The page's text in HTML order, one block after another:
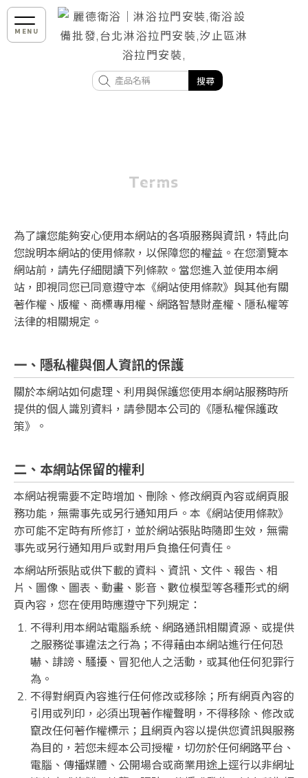
Terms
為了讓您能夠安心使用本網站的各項服務與資訊，特此向
您說明本網站的使用條款，以保障您的權益。在您瀏覽本
網站前，請先仔細閱讀下列條款。當您進入並使用本網
站，即視同您已同意遵守本《網站使用條款》與其他有關
著作權、版權、商標專用權、網路智慧財產權、隱私權等
法律的相關規定。
一、隱私權與個人資訊的保護
關於本網站如何處理、利用與保護您使用本網站服務時所
提供的個人識別資料，請參閱本公司的《隱私權保護政
策》。
二、本網站保留的權利
本網站視需要不定時增加、刪除、修改網頁內容或網頁服
務功能，無需事先或另行通知用戶。本《網站使用條款》
亦可能不定時有所修訂，並於網站張貼時隨即生效，無需
事先或另行通知用戶或對用戶負擔任何責任。
本網站所張貼或供下載的資料、資訊、文件、報告、相
片、圖像、圖表、動畫、影音、數位模型等各種形式的網
頁內容，您在使用時應遵守下列規定：
不得利用本網站電腦系統、網路通訊相關資源、或提供
之服務從事違法之行為；不得藉由本網站進行任何恐
嚇、誹謗、騷擾、冒犯他人之活動，或其他任何犯罪行
為。
不得對網頁內容進行任何修改或移除；所有網頁內容的
引用或列印，必須出現著作權聲明，不得移除、修改或
竄改任何著作權標示；且網頁內容以提供您資訊與服務
為目的，若您未經本公司授權，切勿於任何網路平台、
電腦、傳播媒體、公開場合或商業用途上逕行以非網址